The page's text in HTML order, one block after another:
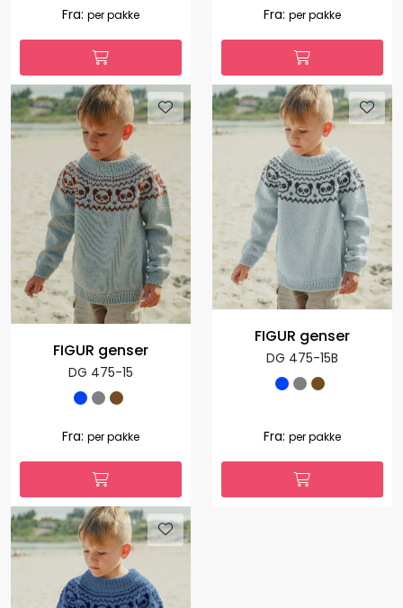
Fra: per pakke Fra: per pakke
FIGUR genser
DG 475-15
Fra: per pakke
FIGUR genser
DG 475-15B
Fra: per pakke